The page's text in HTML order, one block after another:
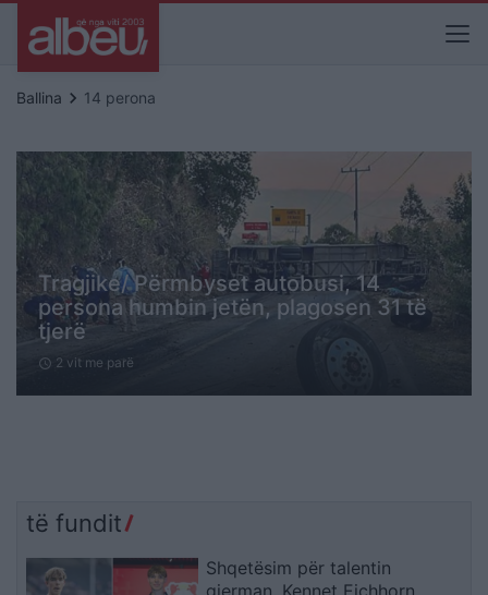
Ballina keyboard_arrow_right 14 perona
Tragjike/ Përmbyset autobusi, 14
persona humbin jetën, plagosen 31 të
tjerë
schedule 2 vit me parë
të fundit
Shqetësim për talentin